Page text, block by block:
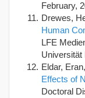
February,
Drewes,
Human
LFE
Universität
Eldar,
Effects of
Doctoral